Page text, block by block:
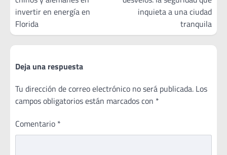
invertir en energía en
Florida
inquieta a una ciudad
tranquila
Deja una respuesta
Tu dirección de correo electrónico no será publicada. Los
campos obligatorios están marcados con *
Comentario *